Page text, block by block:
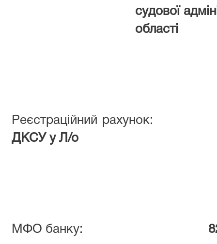
судової
області
Реєстраційний
ДКСУ у Л/о
МФО банку: